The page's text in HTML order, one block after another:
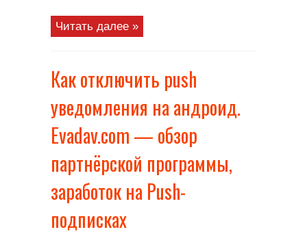
Читать далее »
Как отключить push
уведомления на андроид.
Evadav.com — обзор
партнёрской программы,
заработок на Push-
подписках